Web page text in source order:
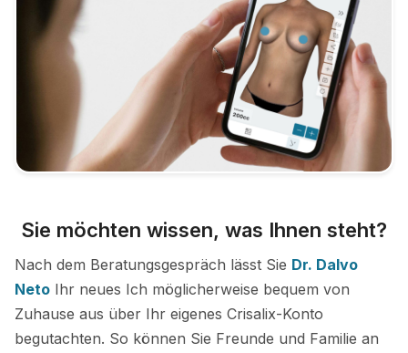
Sie möchten wissen, was Ihnen steht?
Nach dem Beratungsgespräch lässt Sie Dr. Dalvo
Neto Ihr neues Ich möglicherweise bequem von
Zuhause aus über Ihr eigenes Crisalix-Konto
begutachten. So können Sie Freunde und Familie an